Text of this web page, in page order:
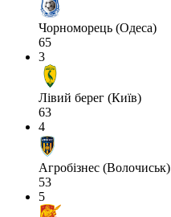
Чорноморець (Одеса)
65
3
Лівий берег (Київ)
63
4
Агробізнес (Волочиськ)
53
5